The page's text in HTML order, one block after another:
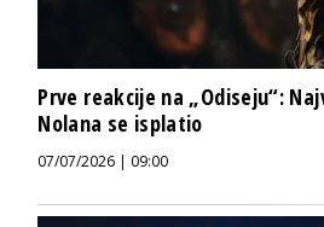
Prve reakcije na „Odiseju“:
Nolana se isplatio
07/07/2026 | 09:00